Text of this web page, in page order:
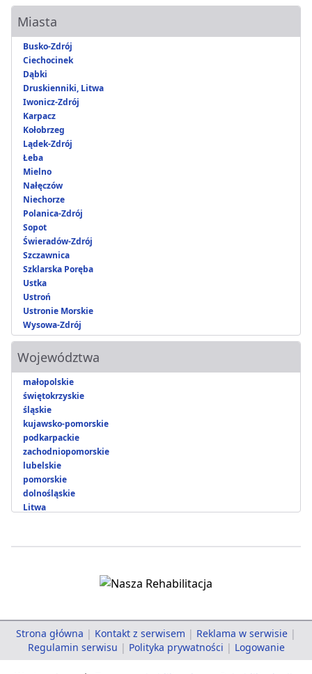
Miasta
Busko-Zdrój
Ciechocinek
Dąbki
Druskienniki, Litwa
Iwonicz-Zdrój
Karpacz
Kołobrzeg
Lądek-Zdrój
Łeba
Mielno
Nałęczów
Niechorze
Polanica-Zdrój
Sopot
Świeradów-Zdrój
Szczawnica
Szklarska Poręba
Ustka
Ustroń
Ustronie Morskie
Wysowa-Zdrój
Województwa
małopolskie
świętokrzyskie
śląskie
kujawsko-pomorskie
podkarpackie
zachodniopomorskie
lubelskie
pomorskie
dolnośląskie
Litwa
Strona główna | Kontakt z serwisem | Reklama w serwisie |
Regulamin serwisu | Polityka prywatności | Logowanie